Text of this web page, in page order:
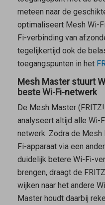
meteen naar de
optimaliseert Mesh Wi-
Fi-verbinding van
tegelijkertijd ook de
toegangspunten in het
Mesh Master stuurt
beste Wi-Fi-netwerk
De Mesh Master
analyseert altijd alle Wi-
netwerk. Zodra de Mesh
Fi-apparaat via een
duidelijk betere Wi-Fi-
brengen, draagt de
wijken naar het andere
Masterhoudt daarbij